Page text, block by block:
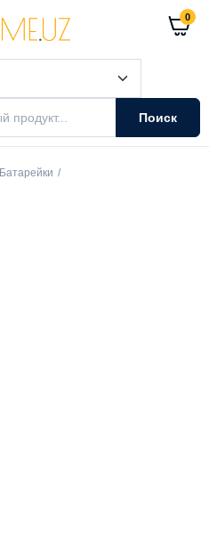
0
Поиск
Батарейки